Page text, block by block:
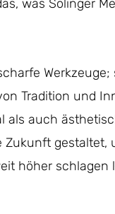
was Solinger
Tradition und
auch
gestaltet,
höher schlagen